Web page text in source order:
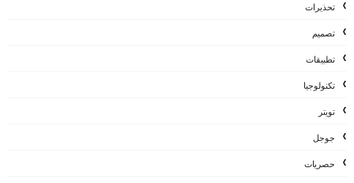
تحذيرات
تصميم
تطبيقات
تكنولوجيا
تويتر
جوجل
حصريات